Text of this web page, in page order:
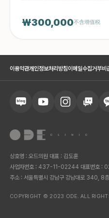
₩300,000不含增值税
이용약관개인정보처리방침이메일수집거부비
상호명 : 오드의원 대표 : 김도훈
사업자번호 : 437-11-02244 대표번호
주소 : 서울특별시 강남구 강남대로 340, 8
COPYRIGHT © 2023 ODE. ALL RIGHTS